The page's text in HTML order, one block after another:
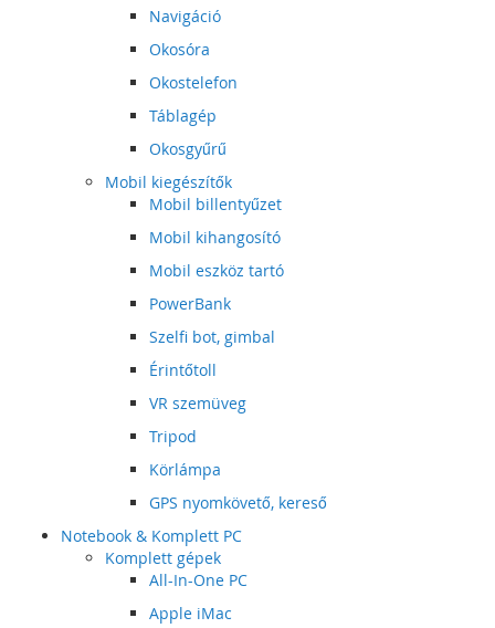
Navigáció
Okosóra
Okostelefon
Táblagép
Okosgyűrű
Mobil kiegészítők
Mobil billentyűzet
Mobil kihangosító
Mobil eszköz tartó
PowerBank
Szelfi bot, gimbal
Érintőtoll
VR szemüveg
Tripod
Körlámpa
GPS nyomkövető, kereső
Notebook & Komplett PC
Komplett gépek
All-In-One PC
Apple iMac